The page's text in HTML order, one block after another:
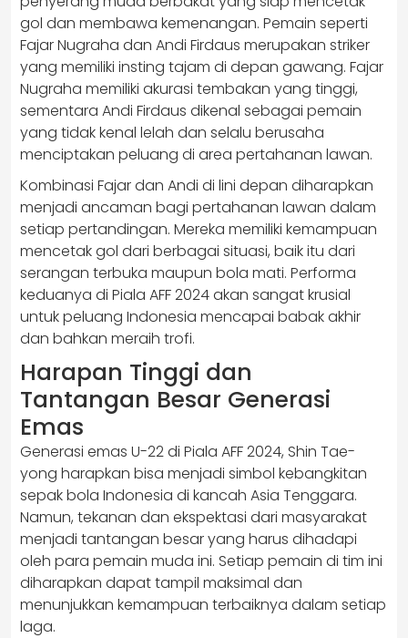
gol dan membawa kemenangan. Pemain seperti
Fajar Nugraha dan Andi Firdaus merupakan striker
yang memiliki insting tajam di depan gawang. Fajar
Nugraha memiliki akurasi tembakan yang tinggi,
sementara Andi Firdaus dikenal sebagai pemain
yang tidak kenal lelah dan selalu berusaha
menciptakan peluang di area pertahanan lawan.
Kombinasi Fajar dan Andi di lini depan diharapkan
menjadi ancaman bagi pertahanan lawan dalam
setiap pertandingan. Mereka memiliki kemampuan
mencetak gol dari berbagai situasi, baik itu dari
serangan terbuka maupun bola mati. Performa
keduanya di Piala AFF 2024 akan sangat krusial
untuk peluang Indonesia mencapai babak akhir
dan bahkan meraih trofi.
Harapan Tinggi dan
Tantangan Besar Generasi
Emas
Generasi emas U-22 di Piala AFF 2024, Shin Tae-
yong harapkan bisa menjadi simbol kebangkitan
sepak bola Indonesia di kancah Asia Tenggara.
Namun, tekanan dan ekspektasi dari masyarakat
menjadi tantangan besar yang harus dihadapi
oleh para pemain muda ini. Setiap pemain di tim ini
diharapkan dapat tampil maksimal dan
menunjukkan kemampuan terbaiknya dalam setiap
laga.